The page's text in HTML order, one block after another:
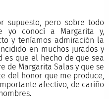
supuesto, pero sobre todo
yo conocí a Margarita y,
y teníamos admiración la
en muchos jurados y
es que el hecho de que sea
de Margarita Salas y que se
del honor que me produce,
afectivo, de cariño